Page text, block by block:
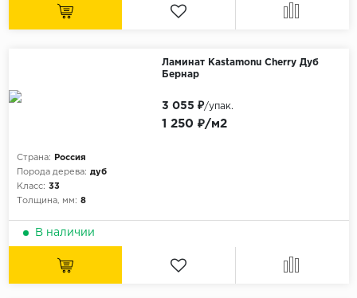
Ламинат Kastamonu Cherry Дуб
Бернар
Страна:
Россия
Порода дерева: дуб
Класс: 33
Толщина, мм: 8
1 250 ₽/м2
3 055 ₽/упак.
В наличии